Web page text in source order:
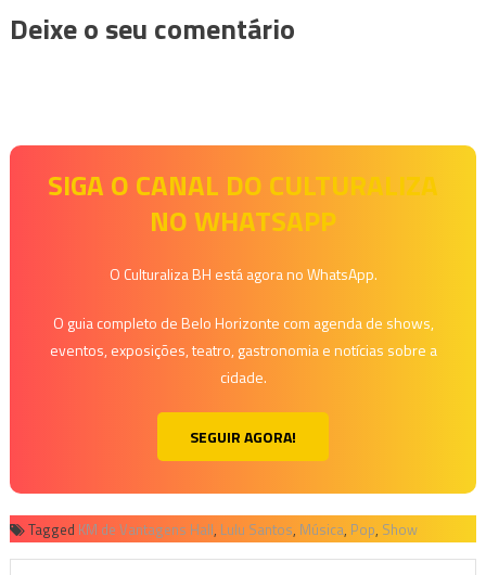
Deixe o seu comentário
SIGA O CANAL DO CULTURALIZA
NO WHATSAPP
O Culturaliza BH está agora no WhatsApp.
O guia completo de Belo Horizonte com agenda de shows,
eventos, exposições, teatro, gastronomia e notícias sobre a
cidade.
SEGUIR AGORA!
Tagged KM de Vantagens Hall, Lulu Santos, Música, Pop, Show